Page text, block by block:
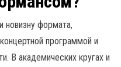
формата,
программой и
В академических кругах и